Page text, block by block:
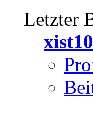
Letzter
xist10